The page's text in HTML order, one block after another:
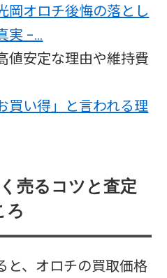
岡オロチ後悔の落とし
実 -…
値安定な理由や維持費
買い得」と言われる理
売るコツと査定
ろ
と、オロチの買取価格